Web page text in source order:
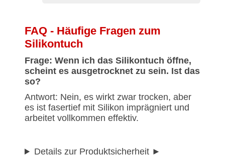
FAQ - Häufige Fragen zum
Silikontuch
Frage: Wenn ich das Silikontuch öffne,
scheint es ausgetrocknet zu sein. Ist das
so?
Antwort: Nein, es wirkt zwar trocken, aber
es ist fasertief mit Silikon imprägniert und
arbeitet vollkommen effektiv.
Details zur Produktsicherheit